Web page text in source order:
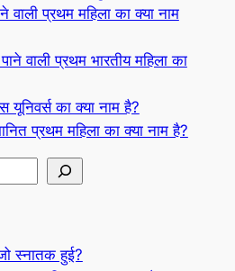
वाली प्रथम महिला का क्या नाम
वाली प्रथम भारतीय महिला का
यूनिवर्स का क्या नाम है?
प्रथम महिला का क्या नाम है?
स्नातक हुई?